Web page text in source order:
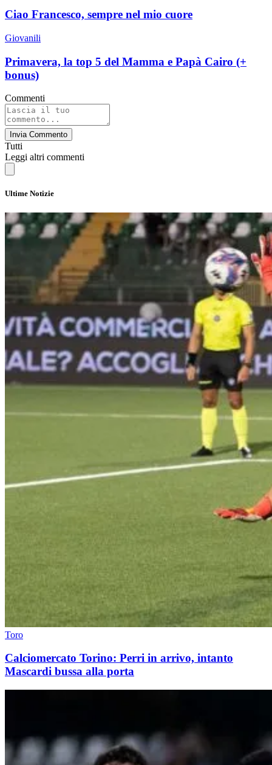
Ciao Francesco, sempre nel mio cuore
Giovanili
Primavera, la top 5 del Mamma e Papà Cairo (+
bonus)
Commenti
Invia Commento
Tutti
Leggi altri commenti
Ultime Notizie
Toro
Calciomercato Torino: Perri in arrivo, intanto
Mascardi bussa alla porta